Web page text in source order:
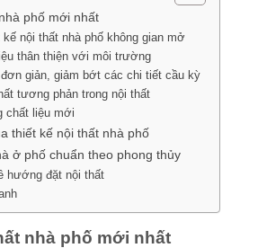
phố mới nhất
nội thất nhà phố không gian mở
thân thiện với môi trường
giản, giảm bớt các chi tiết cầu kỳ
tương phản trong nội thất
chất liệu mới
thiết kế nội thất nhà phố
ở phố chuẩn theo phong thủy
hướng đặt nội thất
nhà phố mới nhất